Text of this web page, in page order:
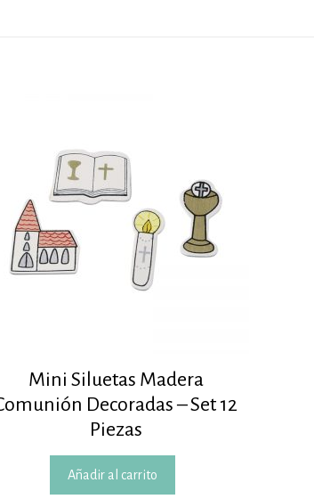
Mini Siluetas Madera
Decoradas – Set 12
Piezas
Añadir al carrito